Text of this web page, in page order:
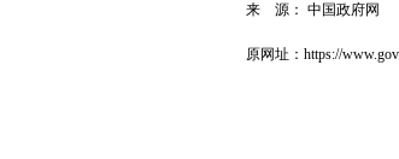
来 源： 中国政府网
原网址：https://